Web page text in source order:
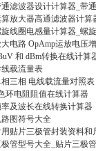
滤波器设计计算器_带
放大器高通滤波器计算
线圈电感量计算器_螺
电路 OpAmp运放电压
和 dBm转换在线计算
载流量表
三相 电线载流量对照表
环电阻阻值在线计算器
及波长在线转换计算器
路图符号大全
贴片三极管封装资料和
管型号大全_贴片三极